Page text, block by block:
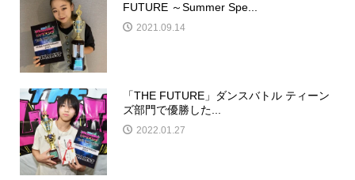
FUTURE ～Summer Spe...
2021.09.14
「THE FUTURE」ダンスバトル ティーン
ズ部門で優勝した...
2022.01.27